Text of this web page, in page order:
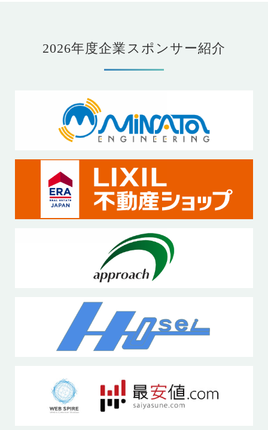
2026年度企業スポンサー紹介